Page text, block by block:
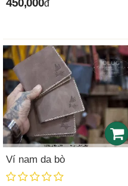
450,000đ
Ví nam da bò